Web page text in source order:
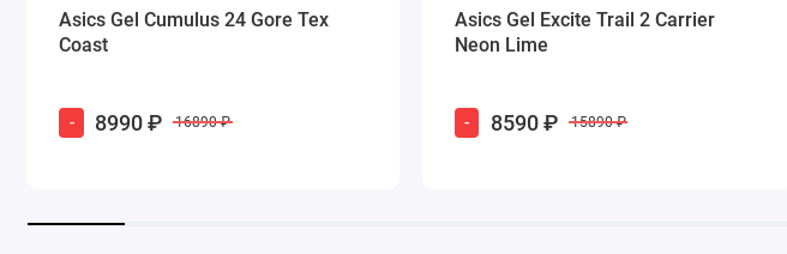
Asics Gel Cumulus 24 Gore Tex
Coast
- 8990 ₽ 16890 ₽
Asics Gel Excite Trail 2 Carrier
Neon Lime
- 8590 ₽ 15890 ₽